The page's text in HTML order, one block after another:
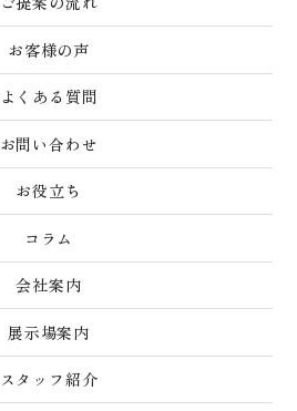
お客様の声
よくある質問
お問い合わせ
お役立ち
コラム
会社案内
展示場案内
スタッフ紹介